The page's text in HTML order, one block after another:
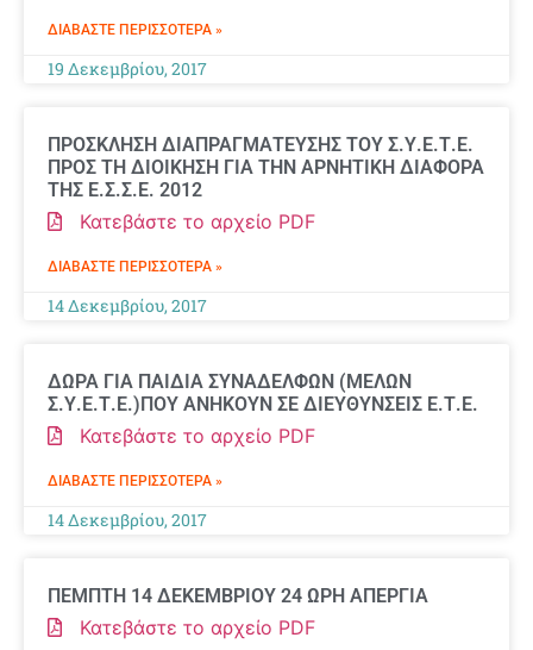
ΔΙΑΒΆΣΤΕ ΠΕΡΙΣΣΌΤΕΡΑ »
19 Δεκεμβρίου, 2017
ΠΡΟΣΚΛΗΣΗ ΔΙΑΠΡΑΓΜΑΤΕΥΣΗΣ ΤΟΥ Σ.Υ.Ε.Τ.Ε.
ΠΡΟΣ ΤΗ ΔΙΟΙΚΗΣΗ ΓΙΑ ΤΗΝ ΑΡΝΗΤΙΚΗ ΔΙΑΦΟΡΑ
ΤΗΣ Ε.Σ.Σ.Ε. 2012
Κατεβάστε το αρχείο PDF
ΔΙΑΒΆΣΤΕ ΠΕΡΙΣΣΌΤΕΡΑ »
14 Δεκεμβρίου, 2017
ΔΩΡΑ ΓΙΑ ΠΑΙΔΙΑ ΣΥΝΑΔΕΛΦΩΝ (ΜΕΛΩΝ
Σ.Υ.Ε.Τ.Ε.)ΠΟΥ ΑΝΗΚΟΥΝ ΣΕ ΔΙΕΥΘΥΝΣΕΙΣ Ε.Τ.Ε.
Κατεβάστε το αρχείο PDF
ΔΙΑΒΆΣΤΕ ΠΕΡΙΣΣΌΤΕΡΑ »
14 Δεκεμβρίου, 2017
ΠΕΜΠΤΗ 14 ΔΕΚΕΜΒΡΙΟΥ 24 ΩΡΗ ΑΠΕΡΓΙΑ
Κατεβάστε το αρχείο PDF